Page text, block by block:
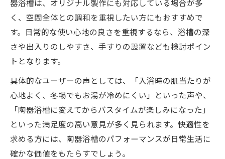
器浴槽は、オリジナル製作にも対応している場合が多
く、空間全体との調和を重視したい方にもおすすめで
す。日常的な使い心地の良さを重視するなら、浴槽の深
さや出入りのしやすさ、手すりの設置なども検討ポイン
トとなります。
具体的なユーザーの声としては、「入浴時の肌当たりが
心地よく、冬場でもお湯が冷めにくい」といった声や、
「陶器浴槽に変えてからバスタイムが楽しみになった」
といった満足度の高い意見が多く見られます。快適性を
求める方には、陶器浴槽のパフォーマンスが日常生活に
確かな価値をもたらすでしょう。